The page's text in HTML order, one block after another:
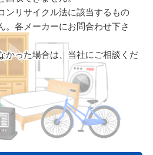
ンリサイクル法に該当するもの
。各メーカーにお問合わせ下さ
かった場合は、当社にご相談くだ